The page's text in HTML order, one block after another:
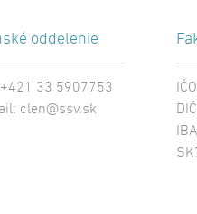
oddelenie
33 5907753
clen@ssv.sk